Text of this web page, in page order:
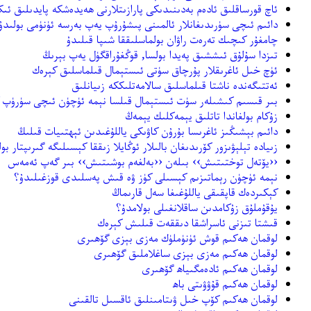
ئاچ قورساقلىق ئادەم بەدىنىدىكى پارازىتلارنى ھەيدەشكە پايدىلىق
دائىم ئىچى سۈرىدىغانلار ئالمىنى پىشۇرۇپ يەپ بەرسە ئۈنۈمى بولىدۇ
چامغۇر كىچىك تەرەت راۋان بولماسلىققا شىپا قىلىدۇ
تىزدا سۇلۇق ئىششىق پەيدا بولسا, قوڭغۇراقگۈل يەپ بېرىڭ
ئۈچ خىل ئاغرىقلار پۇرچاق سۈتى ئىستېمال قىلماسلىق كېرەك
ئەتتىگەندە ناشتا قىلماسلىق سالامەتلىككە زىيانلىق
بىر قىسىم كىشىلەر سۈت ئىستېمال قىلسا نېمە ئۈچۈن ئىچى سۈرۈپ
زۇكام بولغاندا تاتلىق يېمەكلىك يېمەڭ
دائىم بېشىڭىز ئاغرىسا بۇرۇن كاۋىكى ياللۇغىدىن ئېھتىيات قىلىڭ
زىيادە تېلېۋىزور كۆرىدىغان بالىلار ئوڭايلا زىققا كېسىلىگە گىرىپتار
‹‹يۆتەل توختىتىش›› بىلەن ‹‹بەلغەم بوشىتىش›› بىر گەپ ئەمەس
نېمە ئۈچۈن رېماتىزىم كېسىلى كۈز ۋە قىش پەسلىدى قوزغىلىدۇ؟
كېكىردەك قاپقىقى ياللۇغىغا سەل قارىماڭ
يۇقۇملۇق زۇكامدىن ساقلانغىلى بولامدۇ؟
قىشتا تىزنى ئاسراشقا دىققەت قىلىش كېرەك
لوقمان ھەكىم قوش ئۈنۈملۈك مەزى بېزى گۆھىرى
لوقمان ھەكىم مەزى بېزى ساغلاملىق گۆھىرى
لوقمان ھەكىم ئادەمگىياھ گۆھىرى
لوقمان ھەكىم قۇۋۋىتى باھ
لوقمان ھەكىم كۆپ خىل ۋىتامىنلىق ئاقسىل تالقىنى